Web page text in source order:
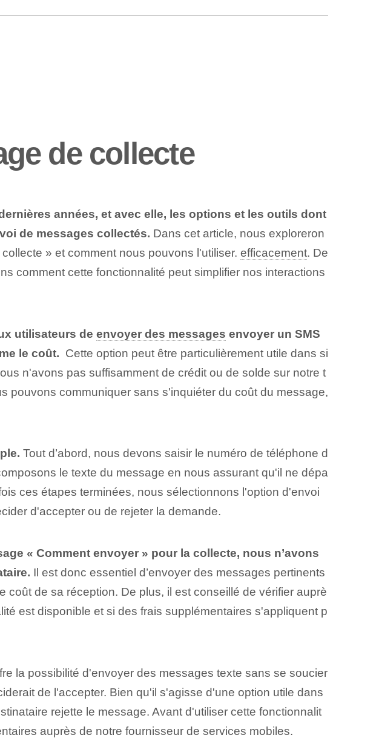
de collecte
années, et avec elle, les options et les outils dont
de messages collectés. Dans cet article, nous exploreron
» et comment nous pouvons l'utiliser. efficacement. De
comment cette fonctionnalité peut simplifier nos interactions
utilisateurs de envoyer des messages envoyer un SMS
le coût. ⁢ Cette option⁤ peut être particulièrement utile ⁢dans ‌si
n'avons pas suffisamment de crédit ou de solde sur notre t
pouvons communiquer sans s'inquiéter du coût du message,
Tout d’abord, nous devons saisir le numéro de téléphone d
le texte du message en nous assurant qu'il ne dépa
ces étapes terminées, nous sélectionnons l'option d'envoi
d'accepter ou de rejeter la demande.
« Comment envoyer » pour la collecte, nous n’avons
Il est donc essentiel d’envoyer des messages pertinents
coût de sa réception. De plus, il est conseillé de vérifier auprè
est disponible et si des frais supplémentaires s'appliquent p
la possibilité d'envoyer des messages texte sans se soucier
de l'accepter. Bien qu'il s'agisse d'une option utile dans
rejette le message. Avant d'utiliser cette fonctionnalit
auprès de notre fournisseur de services mobiles.